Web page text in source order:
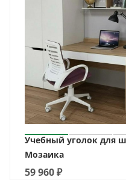
Учебный уголок для
Мозаика
59 960₽